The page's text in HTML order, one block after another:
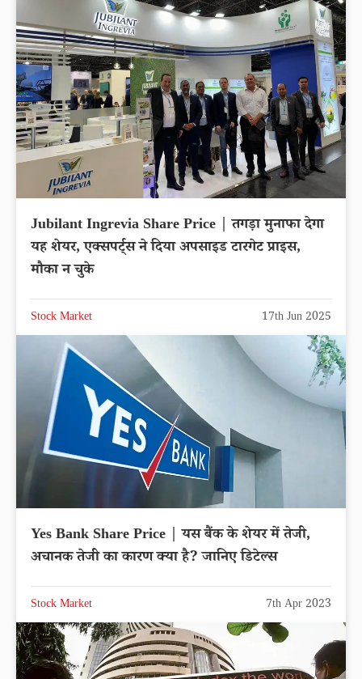
Jubilant Ingrevia Share Price | तगड़ा मुनाफा देगा
यह शेयर, एक्सपर्ट्स ने दिया अपसाइड टारगेट प्राइस,
मौका न चुके
Stock Market 17th Jun 2025
Yes Bank Share Price | यस बैंक के शेयर में तेजी,
अचानक तेजी का कारण क्या है? जानिए डिटेल्स
Stock Market 7th Apr 2023